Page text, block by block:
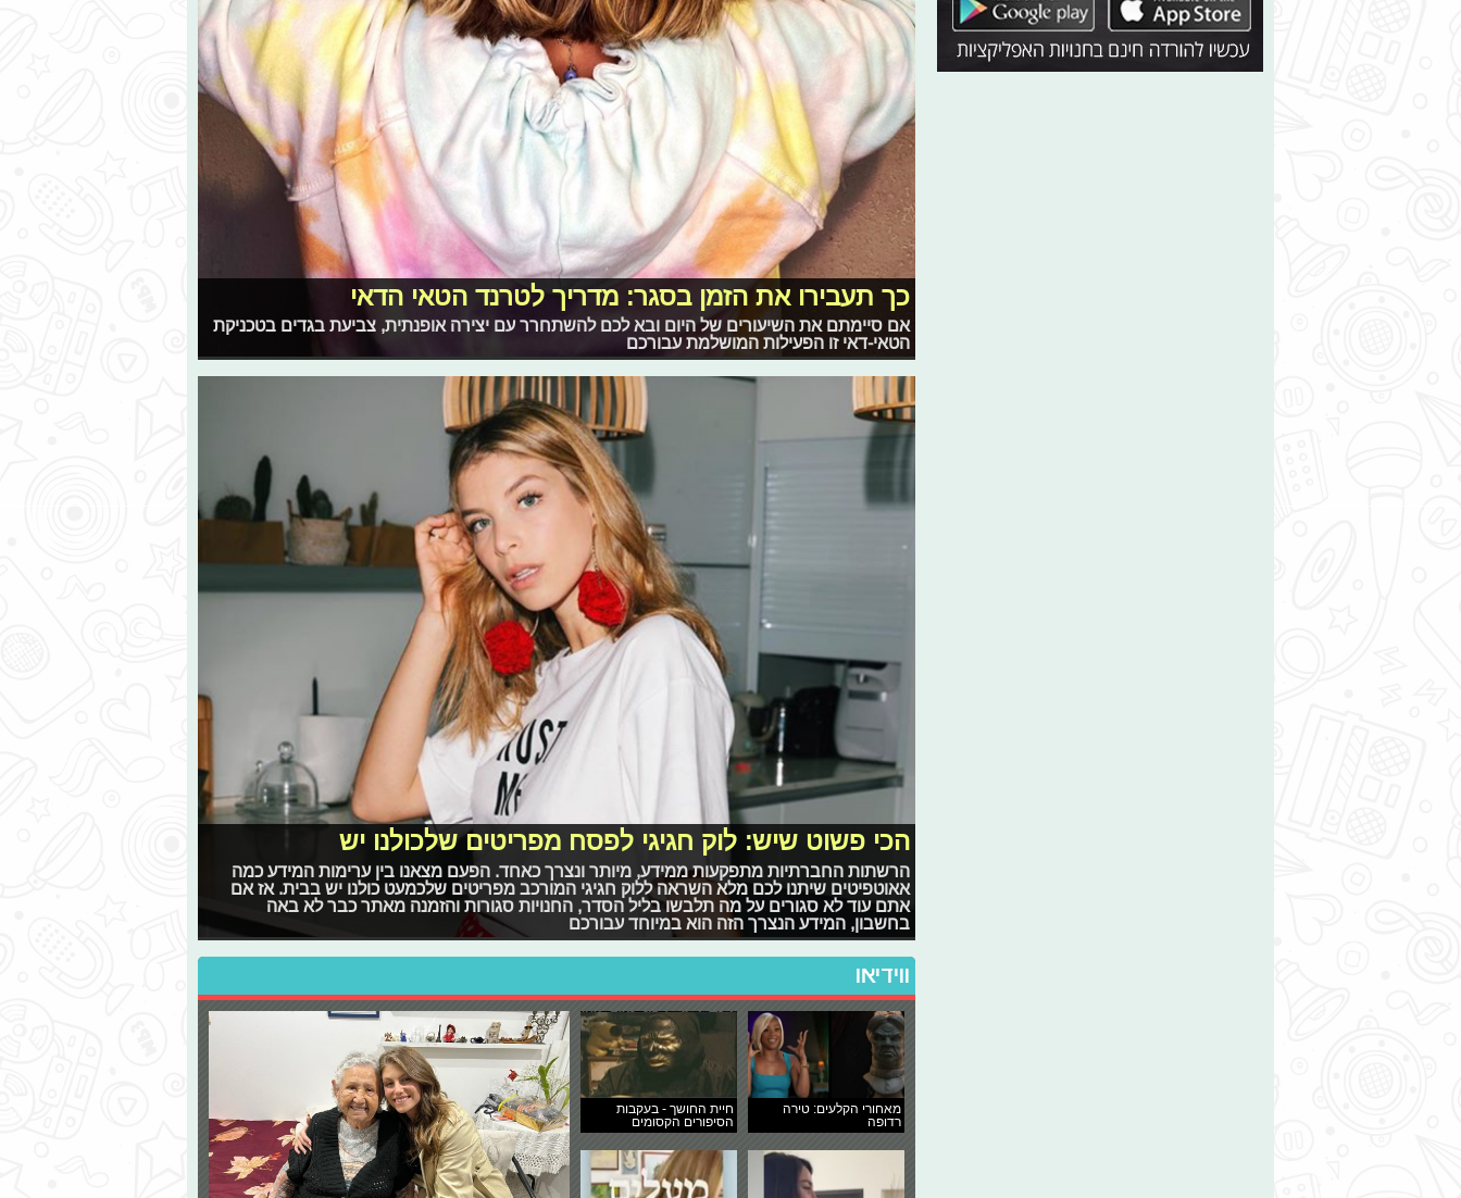
כך תעבירו את הזמן בסגר: מדריך לטרנד הטאי הדאי
אם סיימתם את השיעורים של היום ובא לכם להשתחרר עם יצירה אופנתית, צביעת בגדים בטכניקת
הטאי-דאי זו הפעילות המושלמת עבורכם
הכי פשוט שיש: לוק חגיגי לפסח מפריטים שלכולנו יש
הרשתות החברתיות מתפקעות ממידע, מיותר ונצרך כאחד. הפעם מצאנו בין ערימות המידע כמה
אאוטפיטים שיתנו לכם מלא השראה ללוק חגיגי המורכב מפריטים שלכמעט כולנו יש בבית. אז אם
אתם עוד לא סגורים על מה תלבשו בליל הסדר, החנויות סגורות והזמנה מאתר כבר לא באה
בחשבון, המידע הנצרך הזה הוא במיוחד עבורכם
ווידיאו
מאחורי הקלעים: טירה
רדופה
חיית החושך - בעקבות
הסיפורים הקסומים